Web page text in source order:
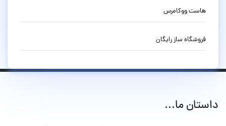
هاست ووکامرس
فروشگاه ساز رایگان
داستان ما...